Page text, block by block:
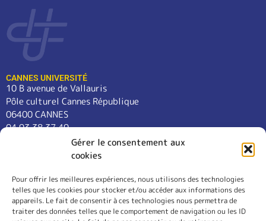
Gérer le consentement aux
cookies
Pour offrir les meilleures expériences, nous utilisons des technologies
telles que les cookies pour stocker et/ou accéder aux informations des
appareils. Le fait de consentir à ces technologies nous permettra de
traiter des données telles que le comportement de navigation ou les ID
CANNES UNIVERSITÉ
10 B avenue de Vallauris
Pôle culturel Cannes République
06400 CANNES
04 93 38 37 49
contact@cannes-universite.fr
COURS
LANGUES
CONFÉRENCES